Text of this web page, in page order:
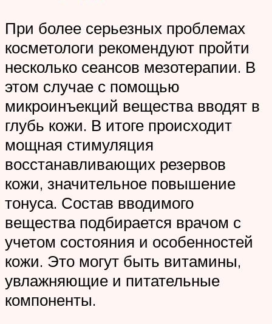
При более серьезных проблемах
косметологи рекомендуют пройти
несколько сеансов мезотерапии. В
этом случае с помощью
микроинъекций вещества вводят в
глубь кожи. В итоге происходит
мощная стимуляция
восстанавливающих резервов
кожи, значительное повышение
тонуса. Состав вводимого
вещества подбирается врачом с
учетом состояния и особенностей
кожи. Это могут быть витамины,
увлажняющие и питательные
компоненты.